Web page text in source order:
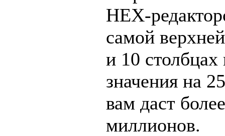
HEX-
самой
и 10 столбцах
значения на
вам даст
миллионов.